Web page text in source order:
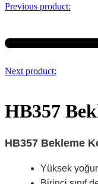
Previous product:
Next product:
HB357
HB357 Bekleme
Yüksek